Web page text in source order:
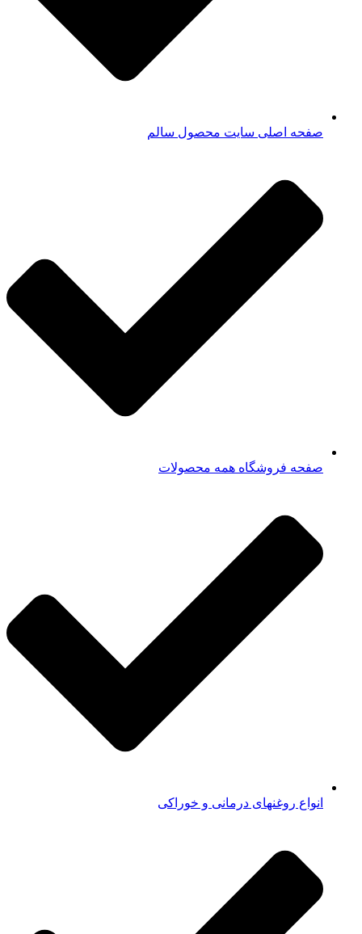
صفحه اصلی سایت محصول سالم
صفحه فروشگاه همه محصولات​
انواع روغنهای درمانی و خوراکی